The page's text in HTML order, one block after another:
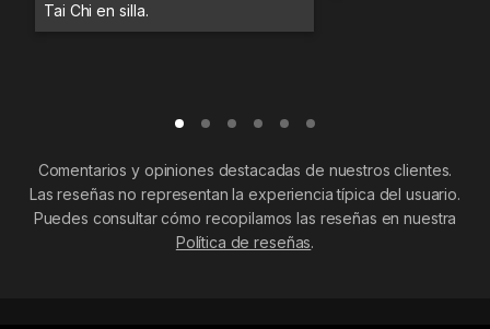
Tai Chi en silla.
Comentarios y opiniones destacadas de nuestros clientes.
Las reseñas no representan la experiencia típica del usuario.
Puedes consultar cómo recopilamos las reseñas en nuestra
Política de reseñas.